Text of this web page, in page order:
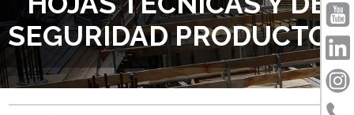
SEGURIDAD PRODUCTOS